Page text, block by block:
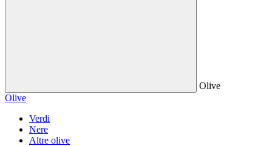
Olive
Olive
Verdi
Nere
Altre olive